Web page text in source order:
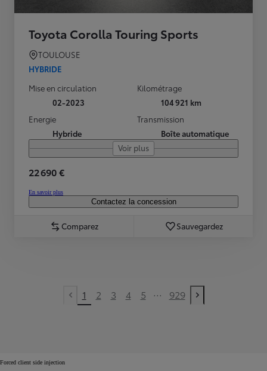
Toyota Corolla Touring Sports
TOULOUSE
HYBRIDE
Mise en circulation
02-2023
Kilométrage
104 921 km
Energie
Hybride
Transmission
Boîte automatique
Voir plus
22 690 €
En savoir plus
Contactez la concession
Comparez Sauvegardez
Previous page
1 2 3 4 5 ... 929
Next page
Forced client side injection